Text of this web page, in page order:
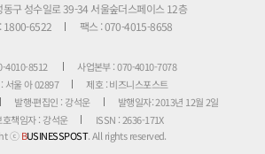
동구 성수일로 39-34 서울숲더스페이스 12층
1800-6522
팩스 : 070-4015-8658
4010-8512
사업본부 : 070-4010-7078
서울 아 02897
제호 : 비즈니스포스트
발행·편집인 : 강석운
발행일자: 2013년 12월 2일
호책임자 : 강석운
ISSN : 2636-171X
ⓒBUSINESSPOST. All rights reserved.